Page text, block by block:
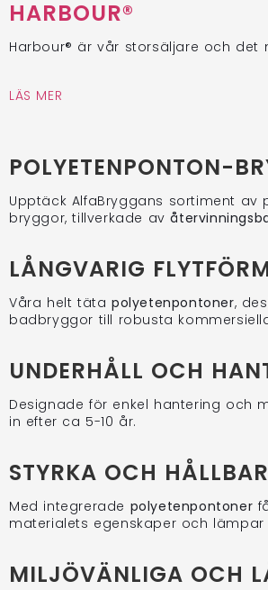
HARBOUR®
Harbour® är vår storsäljare och det
LÄS MER
POLYETENPONTON-
Upptäck AlfaBryggans sortiment
bryggor, tillverkade av
LÅNGVARIG
Våra helt täta polyetenpontoner,
badbryggor till robusta
UNDERHÅLL OCH
Designade för enkel hantering och
in efter ca 5-10 år.
STYRKA OCH
Med integrerade polyetenpontoner
materialets egenskaper och
MILJÖVÄNLIGA OCH